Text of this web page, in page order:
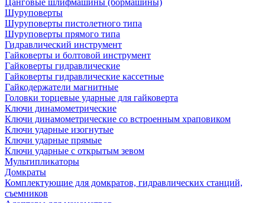
Цанговые шлифмашины (бормашины)
Шуруповерты
Шуруповерты пистолетного типа
Шуруповерты прямого типа
Гидравлический инструмент
Гайковерты и болтовой инструмент
Гайковерты гидравлические
Гайковерты гидравлические кассетные
Гайкодержатели магнитные
Головки торцевые ударные для гайковерта
Ключи динамометрические
Ключи динамометрические со встроенным храповиком
Ключи ударные изогнутые
Ключи ударные прямые
Ключи ударные с открытым зевом
Мультипликаторы
Домкраты
Комплектующие для домкратов, гидравлических станций,
съемников